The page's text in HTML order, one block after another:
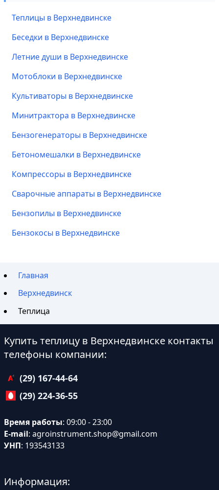
Теплицы в Верхнедвинске
Беседки в Верхнедвинске
Летние души в Верхнедвинске
Мотоблоки в Верхнедвинске
Культиваторы в Верхнедвинске
Минитрактора в Верхнедвинске
Бензогенераторы в Верхнедвинске
Бетономешалки в Верхнедвинске
Компрессоры в Верхнедвинске
Сварочные аппараты в Верхнедвинске
Бензопилы в Верхнедвинске
Бензокосы в Верхнедвинске
Главная
Верхнедвинск
Теплица
Купить теплицу в Верхнедвинске контакты
телефоны компании:
(29) 167-44-64
(29) 224-36-55
Время работы: 09:00 - 23:00
E-mail: agroinstrument.shop@gmail.com
УНП: 193543133
Информация: